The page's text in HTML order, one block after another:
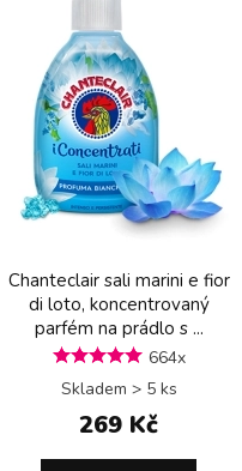
Chanteclair sali marini e fior
di loto, koncentrovaný
parfém na prádlo s ...
664x
Skladem > 5 ks
269 Kč